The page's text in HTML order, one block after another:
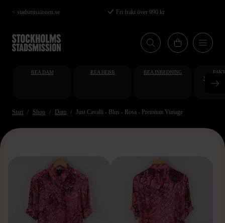
Hoppa
till
huvudinnehåll
< stadsmissionen.se Fri frakt över 990 kr
REA DAM REA HERR REA INREDNING
Start Shop Dam Just Cavalli - Blus - Rosa - Premium Vintage